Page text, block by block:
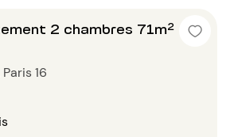
2 chambres 71m²
16